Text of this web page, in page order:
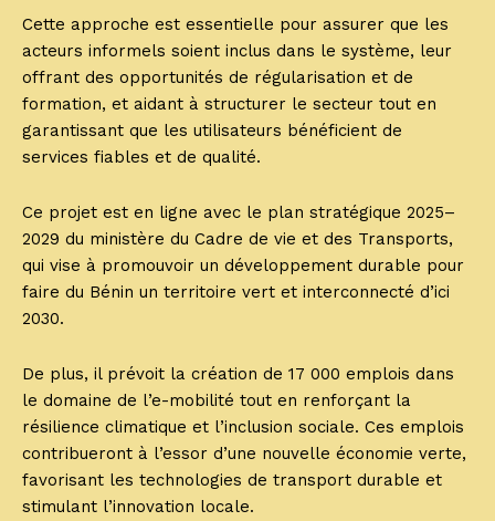
Cette approche est essentielle pour assurer que les
acteurs informels soient inclus dans le système, leur
offrant des opportunités de régularisation et de
formation, et aidant à structurer le secteur tout en
garantissant que les utilisateurs bénéficient de
services fiables et de qualité.
Ce projet est en ligne avec le plan stratégique 2025–
2029 du ministère du Cadre de vie et des Transports,
qui vise à promouvoir un développement durable pour
faire du Bénin un territoire vert et interconnecté d’ici
2030.
De plus, il prévoit la création de 17 000 emplois dans
le domaine de l’e-mobilité tout en renforçant la
résilience climatique et l’inclusion sociale. Ces emplois
contribueront à l’essor d’une nouvelle économie verte,
favorisant les technologies de transport durable et
stimulant l’innovation locale.